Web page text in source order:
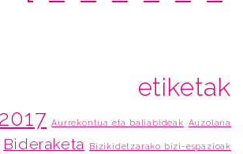
etiketak
Aurrekontua eta baliabideak Auzolana
Bideraketa Bizikidetzarako bizi-espazioak